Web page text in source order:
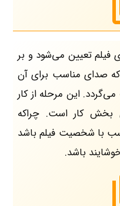
تعیین می‌شود و بر
صدای مناسب برای آن
این مرحله از کار
بخش کار است. چراکه
با شخصیت فیلم باشد
باشد.